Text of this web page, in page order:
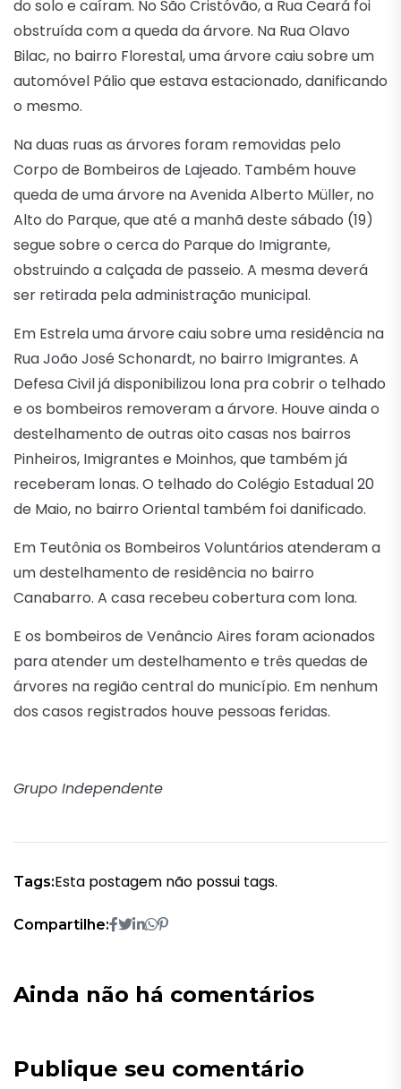
do solo e caíram. No São Cristóvão, a Rua Ceará foi
obstruída com a queda da árvore. Na Rua Olavo
Bilac, no bairro Florestal, uma árvore caiu sobre um
automóvel Pálio que estava estacionado, danificando
o mesmo.
Na duas ruas as árvores foram removidas pelo
Corpo de Bombeiros de Lajeado. Também houve
queda de uma árvore na Avenida Alberto Müller, no
Alto do Parque, que até a manhã deste sábado (19)
segue sobre o cerca do Parque do Imigrante,
obstruindo a calçada de passeio. A mesma deverá
ser retirada pela administração municipal.
Em Estrela uma árvore caiu sobre uma residência na
Rua João José Schonardt, no bairro Imigrantes. A
Defesa Civil já disponibilizou lona pra cobrir o telhado
e os bombeiros removeram a árvore. Houve ainda o
destelhamento de outras oito casas nos bairros
Pinheiros, Imigrantes e Moinhos, que também já
receberam lonas. O telhado do Colégio Estadual 20
de Maio, no bairro Oriental também foi danificado.
Em Teutônia os Bombeiros Voluntários atenderam a
um destelhamento de residência no bairro
Canabarro. A casa recebeu cobertura com lona.
E os bombeiros de Venâncio Aires foram acionados
para atender um destelhamento e três quedas de
árvores na região central do município. Em nenhum
dos casos registrados houve pessoas feridas.
Grupo Independente
Tags:Esta postagem não possui tags.
Compartilhe:
Ainda não há comentários
Publique seu comentário